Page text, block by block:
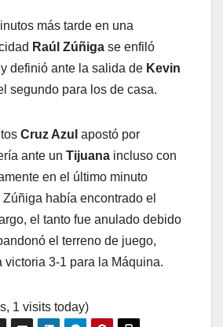
más tarde en una
Raúl Zúñiga se enfiló
definió ante la salida de Kevin
segundo para los de casa.
Cruz Azul apostó por
ante un Tijuana incluso con
en el último minuto
había encontrado el
el tanto fue anulado debido
el terreno de juego,
victoria 3-1 para la Máquina.
1 visits today)